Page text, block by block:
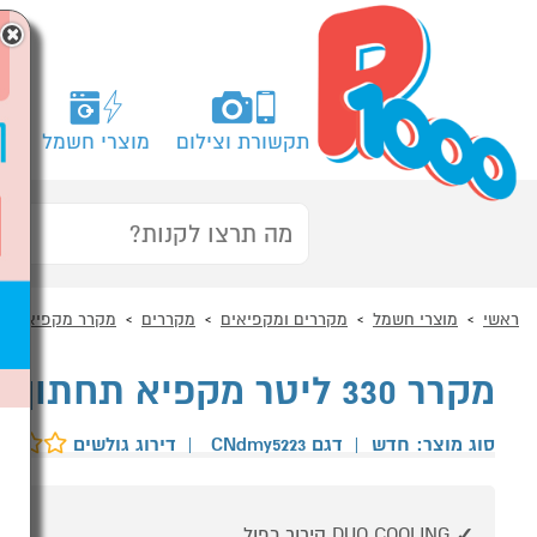
תקשורת וצילום מוצרי חשמל
ראשי מוצרי חשמל מקררים ומקפיאים מקררים מקרר מקפיא
מקרר 330 ליטר מקפיא תחתון דגם LIEBHERR CNdmy5223
סוג מוצר: חדש | דגם CNdmy5223 | דירוג גולשים
×